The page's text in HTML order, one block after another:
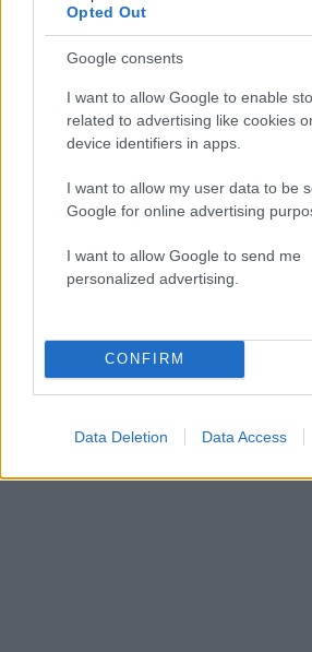
Opted Out
Google consents
I want to allow Google to enable
related to advertising like cookies
device identifiers in apps.
I want to allow my user data to be
Google for online advertising
I want to allow Google to send me
personalized advertising.
CONFIRM
Data Deletion Data Access
δεύτερη μοτοσυκλέτα, φέρεται
υποστηρικτικό ρόλο,
«τσιλιαδόρος».
Οι αρχές εξετάζουν και το
συμμετοχής ενός τέταρτου
πιθανόν οδηγούσε τη δεύτερη
από την αποχώρηση των
ιδιαίτερα καθαρές και
κρίσιμες για την ταυτοποίησή
ΔΙΑΦΗΜΙΣΗ